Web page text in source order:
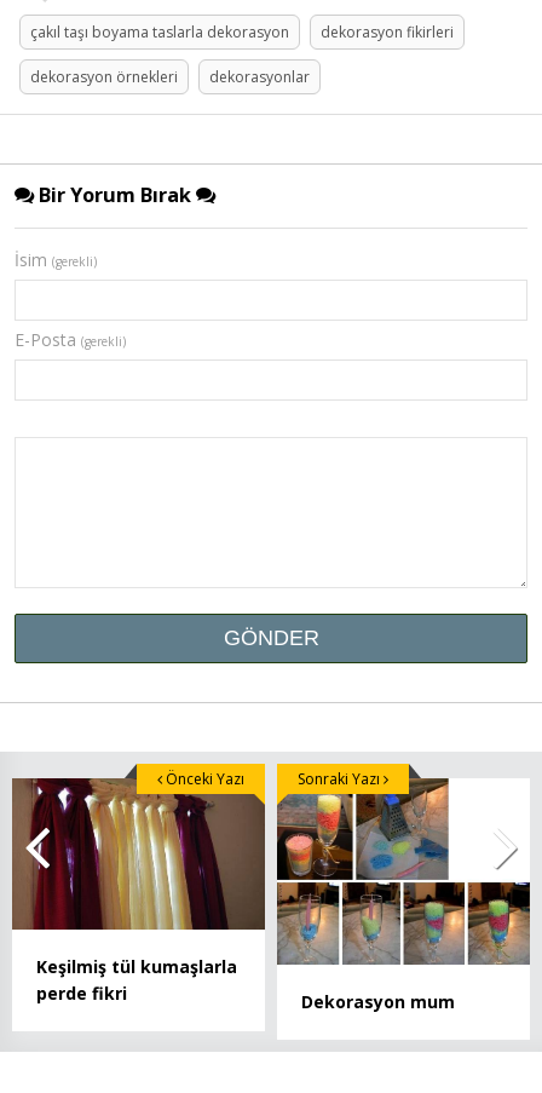
çakıl taşı boyama taslarla dekorasyon dekorasyon fikirleri
dekorasyon örnekleri dekorasyonlar
Bir Yorum Bırak
İsim (gerekli)
E-Posta (gerekli)
Keşilmiş tül kumaşlarla
perde fikri
Önceki Yazı
Dekorasyon mum
Sonraki Yazı